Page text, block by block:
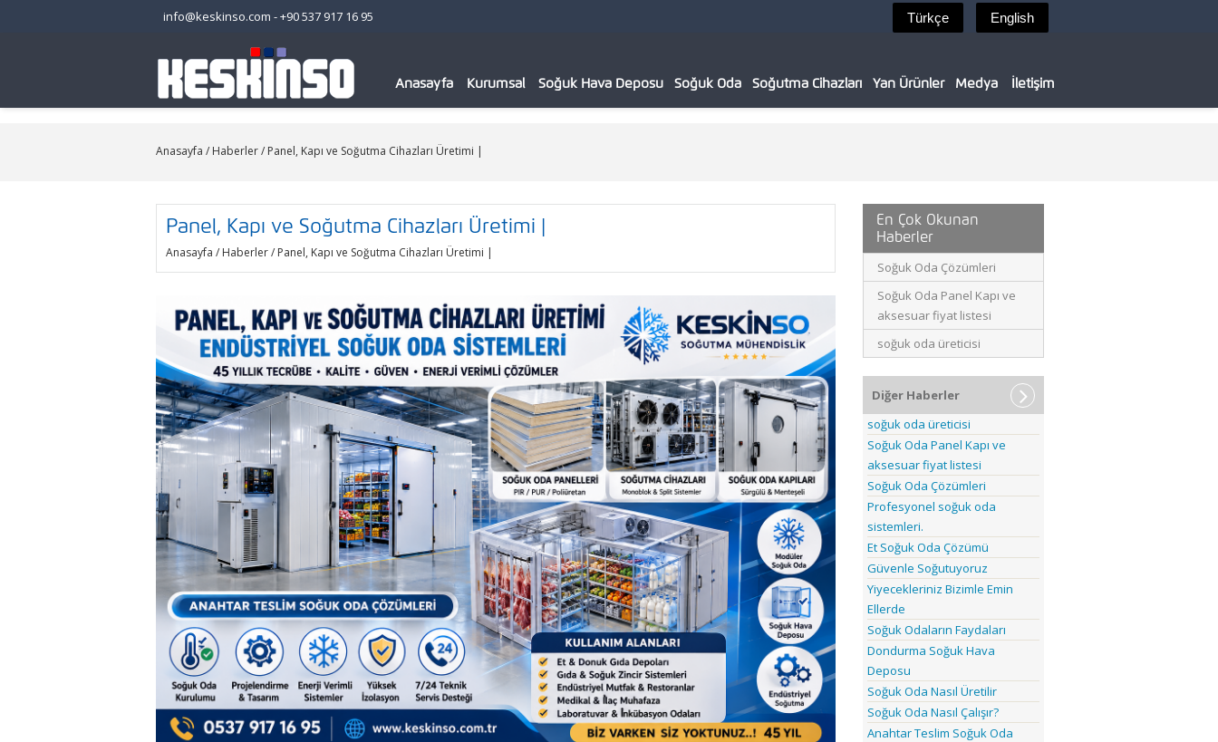
info@keskinso.com -+90 537 917 16 95
Anasayfa Kurumsal Soğuk Hava Deposu Soğuk Oda Soğutma Cihazları Yan Ürünler Medya İletişim
Anasayfa / Haberler/ Panel, Kapı ve Soğutma Cihazları Üretimi |
Panel, Kapı ve Soğutma Cihazları Üretimi |
Anasayfa / Haberler/ Panel, Kapı ve Soğutma Cihazları Üretimi |
En Çok Okunan
Haberler
Soğuk Oda Çözümleri
Soğuk Oda Panel Kapı ve
aksesuar fiyat listesi
soğuk oda üreticisi
Diğer Haberler
soğuk oda üreticisi
Soğuk Oda Panel Kapı ve
aksesuar fiyat listesi
Soğuk Oda Çözümleri
Profesyonel soğuk oda
sistemleri.
Et Soğuk Oda Çözümü
Güvenle Soğutuyoruz
Yiyecekleriniz Bizimle Emin
Ellerde
Soğuk Odaların Faydaları
Dondurma Soğuk Hava
Deposu
Soğuk Oda Nasıl Üretilir
Soğuk Oda Nasıl Çalışır?
Anahtar Teslim Soğuk Oda